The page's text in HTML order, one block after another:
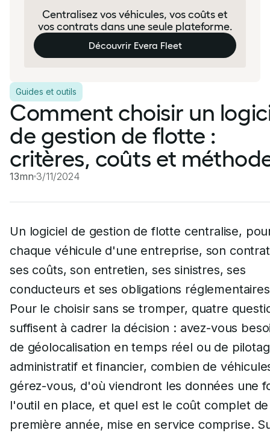
Centralisez vos véhicules, vos coûts et
vos contrats dans une seule plateforme.
Découvrir Evera Fleet
Guides et outils
Comment choisir un
de gestion de flotte :
critères, coûts et
13mn 3/11/2024
Un logiciel de gestion de flotte centralise,
chaque véhicule d'une entreprise, son
ses coûts, son entretien, ses sinistres, ses
conducteurs et ses obligations
Pour le choisir sans se tromper, quatre
suffisent à cadrer la décision : avez-vous
de géolocalisation en temps réel ou de
administratif et financier, combien de
gérez-vous, d'où viendront les données une
l'outil en place, et quel est le coût complet
première année, mise en service comprise.